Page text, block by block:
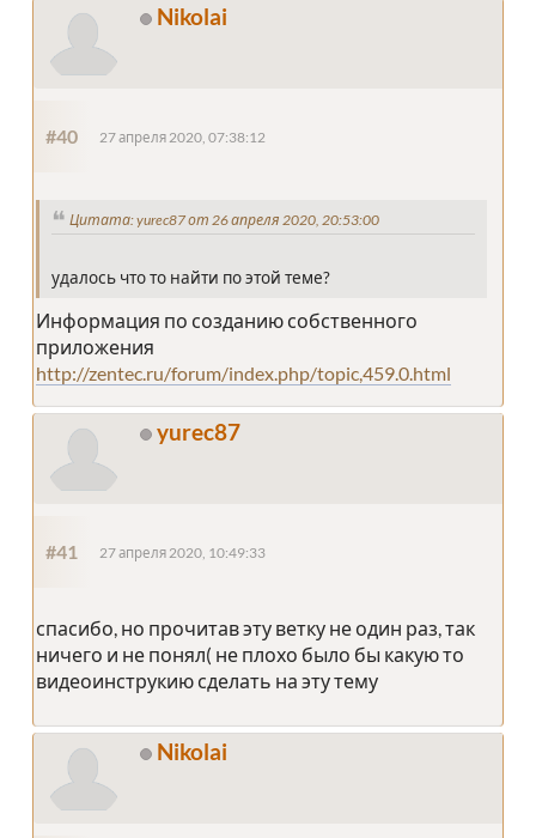
Nikolai
#40 27 апреля 2020, 07:38:12
Цитата: yurec87 от 26 апреля 2020, 20:53:00
удалось что то найти по этой теме?
Информация по созданию собственного
приложения
http://zentec.ru/forum/index.php/topic,459.0.html
yurec87
#41 27 апреля 2020, 10:49:33
спасибо, но прочитав эту ветку не один раз, так
ничего и не понял( не плохо было бы какую то
видеоинструкию сделать на эту тему
Nikolai